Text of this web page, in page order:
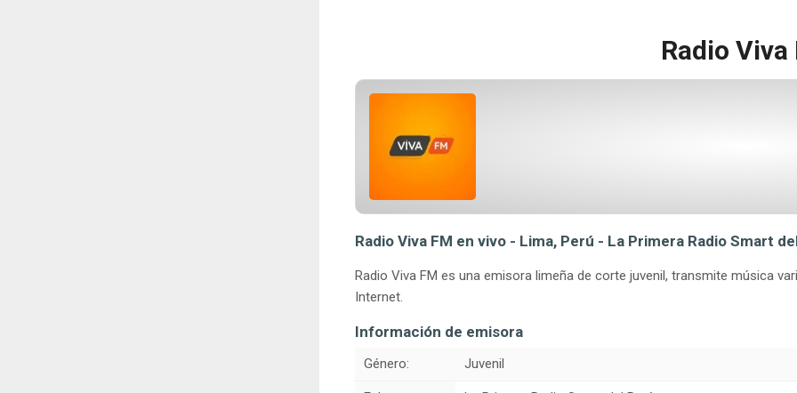
Radio Viva
Radio Viva FM en vivo - Lima, Perú - La Primera Radio Smart
Radio Viva FM es una emisora limeña de corte juvenil, transmite música
Internet.
Información de emisora
Género: Juvenil